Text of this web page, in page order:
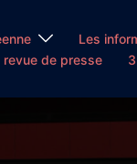
Les
revue de presse